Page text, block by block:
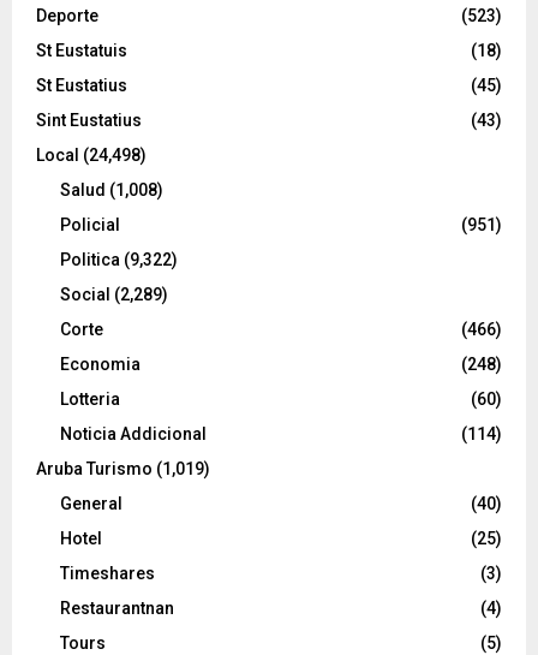
Deporte
(523)
St Eustatuis
(18)
St Eustatius
(45)
Sint Eustatius
(43)
Local (24,498)
Salud (1,008)
Policial
(951)
Politica (9,322)
Social (2,289)
Corte
(466)
Economia
(248)
Lotteria
(60)
Noticia Addicional
(114)
Aruba Turismo (1,019)
General
(40)
Hotel
(25)
Timeshares
(3)
Restaurantnan
(4)
Tours
(5)